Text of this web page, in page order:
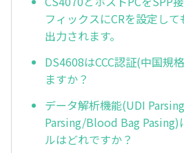
フィックスにCRを設定し
出力されます。
DS4608はCCC認証(中国規
ますか？
データ解析機能(UDI
Parsing/Blood Bag Pasing)
ルはどれですか？